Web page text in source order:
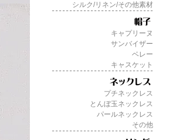
シルク/リネン/その他素材
キャプリーヌ
サンバイザー
ベレー
キャスケット
プチネックレス
とんぼ玉ネックレス
パールネックレス
その他